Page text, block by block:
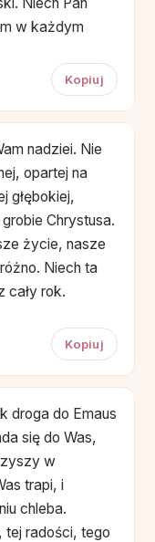
w każdym
Kopiuj
nadziei. Nie
opartej na
głębokiej,
Chrystusa.
życie, nasze
Niech ta
cały rok.
Kopiuj
droga do Emaus
się do Was,
w
trapi, i
chleba.
tej radości, tego